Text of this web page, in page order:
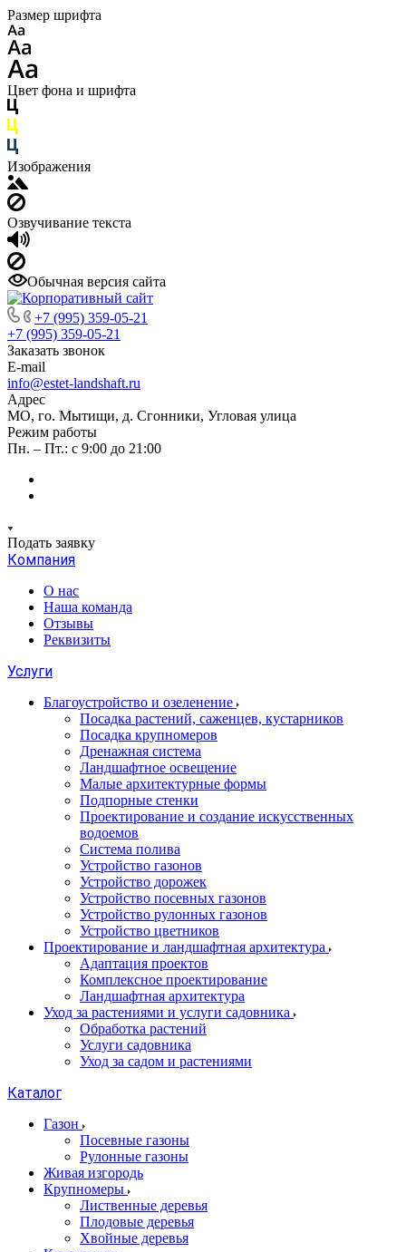
Размер шрифта
Цвет фона и шрифта
Изображения
Озвучивание текста
Обычная версия сайта
+7 (995) 359-05-21
+7 (995) 359-05-21
Заказать звонок
E-mail
info@estet-landshaft.ru
Адрес
МО, го. Мытищи, д. Сгонники, Угловая улица
Режим работы
Пн. – Пт.: с 9:00 до 21:00
Подать заявку
Компания
О нас
Наша команда
Отзывы
Реквизиты
Услуги
Благоустройство и озеленение
Посадка растений, саженцев, кустарников
Посадка крупномеров
Дренажная система
Ландшафтное освещение
Малые архитектурные формы
Подпорные стенки
Проектирование и создание искусственных
водоемов
Система полива
Устройство газонов
Устройство дорожек
Устройство посевных газонов
Устройство рулонных газонов
Устройство цветников
Проектирование и ландшафтная архитектура
Адаптация проектов
Комплексное проектирование
Ландшафтная архитектура
Уход за растениями и услуги садовника
Обработка растений
Услуги садовника
Уход за садом и растениями
Каталог
Газон
Посевные газоны
Рулонные газоны
Живая изгородь
Крупномеры
Лиственные деревья
Плодовые деревья
Хвойные деревья